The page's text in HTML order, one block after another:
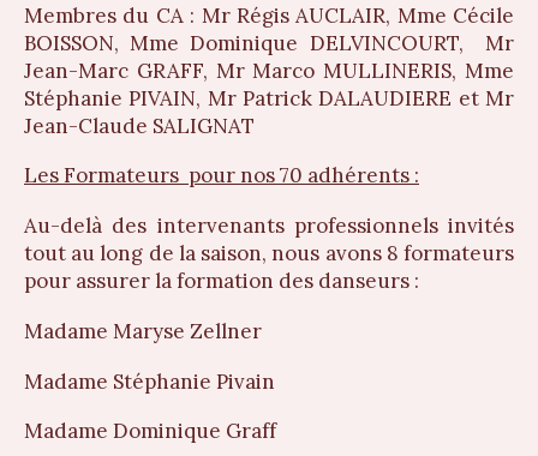
Membres du CA : Mr Régis AUCLAIR, Mme Cécile
BOISSON, Mme Dominique DELVINCOURT, Mr
Jean-Marc GRAFF, Mr Marco MULLINERIS, Mme
Stéphanie PIVAIN, Mr Patrick DALAUDIERE et Mr
Jean-Claude SALIGNAT
Les Formateurs pour nos 70 adhérents :
Au-delà des intervenants professionnels invités
tout au long de la saison, nous avons 8 formateurs
pour assurer la formation des danseurs :
Madame Maryse Zellner
Madame Stéphanie Pivain
Madame Dominique Graff